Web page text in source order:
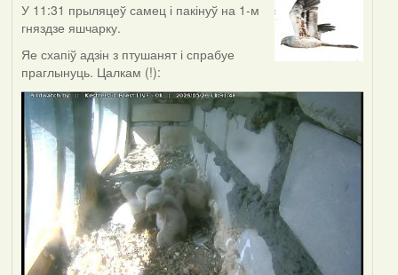
У 11:31 прыляцеў самец і пакінуў на 1-м
гняздзе яшчарку.
Яе схапіў адзін з птушанят і спрабуе
праглынуць. Цалкам (!):